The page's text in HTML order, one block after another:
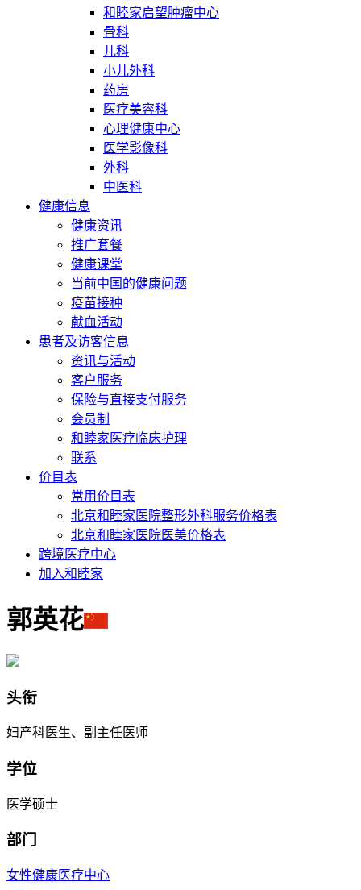
和睦家启望肿瘤中心
骨科
儿科
小儿外科
药房
医疗美容科
心理健康中心
医学影像科
外科
中医科
健康信息
健康资讯
推广套餐
健康课堂
当前中国的健康问题
疫苗接种
献血活动
患者及访客信息
资讯与活动
客户服务
保险与直接支付服务
会员制
和睦家医疗临床护理
联系
价目表
常用价目表
北京和睦家医院整形外科服务价格表
北京和睦家医院医美价格表
跨境医疗中心
加入和睦家
郭英花
头衔
妇产科医生、副主任医师
学位
医学硕士
部门
女性健康医疗中心